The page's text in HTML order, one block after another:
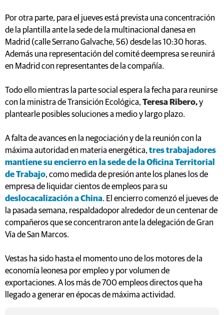
Por otra parte, para el jueves está prevista una concentración
de la plantilla ante la sede de la multinacional danesa en
Madrid (calle Serrano Galvache, 56) desde las 10:30 horas.
Además una representación del comité deempresa se reunirá
en Madrid con representantes de la compañía.
Todo ello mientras la parte social espera la fecha para reunirse
con la ministra de Transición Ecológica, Teresa Ribero,y
plantearle posibles soluciones a medio y largo plazo.
A falta de avances en la negociación y de la reunión con la
máxima autoridad en materia energética, tres trabajadores
mantiene su encierro en la sede de la Oficina Territorial
de Trabajo, como medida de presión ante los planes los de
empresa de liquidar cientos de empleos para su
deslocacalización a China. El encierro comenzó el jueves de
la pasada semana, respaldadopor alrededor de un centenar de
compañeros que se concentraron ante la delegación de Gran
Vía de San Marcos.
Vestas ha sido hasta el momento uno de los motores de la
economía leonesa por empleo y por volumen de
exportaciones. A los más de 700 empleos directos que ha
llegado a generar en épocas de máxima actividad.